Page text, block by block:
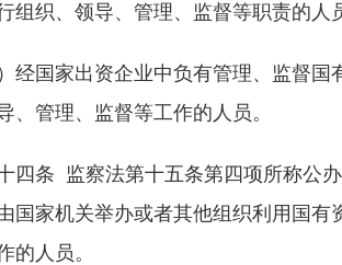
组织、领导、管理、监督等职责的人
国家出资企业中负有管理、监督国
、管理、监督等工作的人员。
条 监察法第十五条第四项所称公办
国家机关举办或者其他组织利用国
的人员。